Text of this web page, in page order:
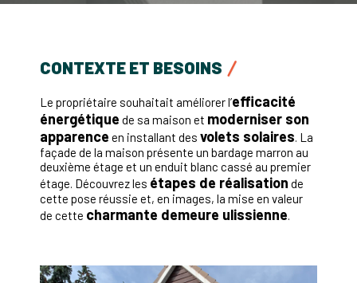
CONTEXTE ET BESOINS
Le propriétaire souhaitait améliorer l’efficacité
énergétique de sa maison et moderniser son
apparence en installant des volets solaires. La
façade de la maison présente un bardage marron au
deuxième étage et un enduit blanc cassé au premier
étage. Découvrez les étapes de réalisation de
cette pose réussie et, en images, la mise en valeur
de cette charmante demeure ulissienne.